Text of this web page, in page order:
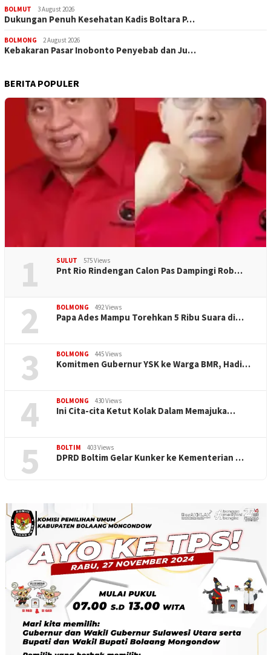
BOLMUT 3 August 2026
Dukungan Penuh Kesehatan Kadis Boltara P…
BOLMONG 2 August 2026
Kebakaran Pasar Inobonto Penyebab dan Ju…
BERITA POPULER
1 SULUT 575 Views
Pnt Rio Rindengan Calon Pas Dampingi Rob…
2 BOLMONG 492 Views
Papa Ades Mampu Torehkan 5 Ribu Suara di…
3 BOLMONG 445 Views
Komitmen Gubernur YSK ke Warga BMR, Hadi…
4 BOLMONG 430 Views
Ini Cita-cita Ketut Kolak Dalam Memajuka…
5 BOLTIM 403 Views
DPRD Boltim Gelar Kunker ke Kementerian …